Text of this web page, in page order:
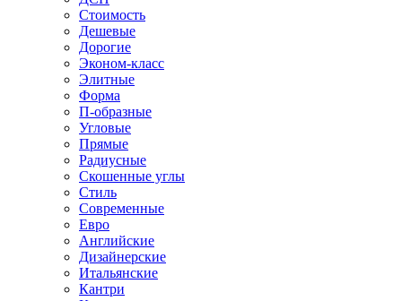
Стоимость
Дешевые
Дорогие
Эконом-класс
Элитные
Форма
П-образные
Угловые
Прямые
Радиусные
Скошенные углы
Стиль
Современные
Евро
Английские
Дизайнерские
Итальянские
Кантри